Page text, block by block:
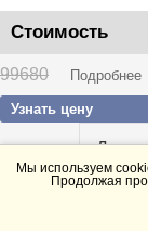
Стоимость
99680 Подробнее
Узнать цену
До
Мы используем
Продолжая